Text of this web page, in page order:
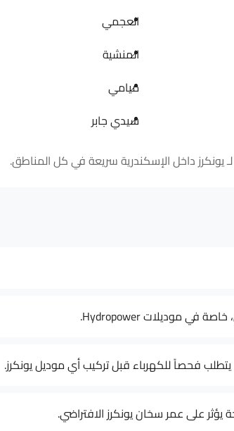
العجمي
المنشية
ميامي
سيدي جابر
يؤثر على عمر سخان يونكرز الافتراضي.